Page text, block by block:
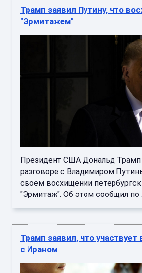
Трамп заявил Путину, что
"Эрмитажем"
Президент США Дональд
разговоре с Владимиром
своем восхищении
"Эрмитаж". Об этом сообщил по
Трамп заявил, что участвует
с Ираном